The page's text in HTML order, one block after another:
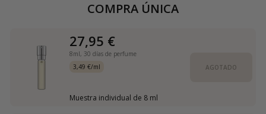
COMPRA ÚNICA
27,95 €
8ml, 30 días de perfume
3,49 €/ml
Muestra individual de 8 ml
AGOTADO